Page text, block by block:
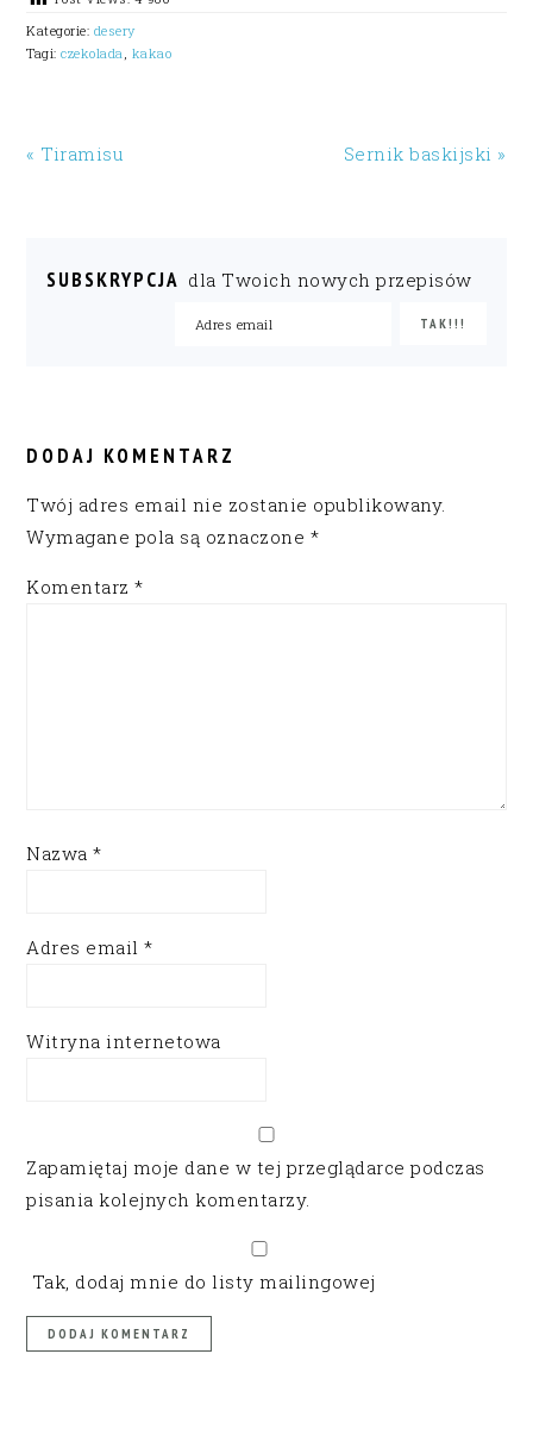
Kategorie: desery
Tagi:czekolada, kakao
« Tiramisu Sernik baskijski »
SUBSKRYPCJA dla Twoich nowych przepisów
INTERACTIONS
DODAJ KOMENTARZ
Twój adres email nie zostanie opublikowany.
Wymagane pola są oznaczone *
Komentarz*
Nazwa*
Adres email*
Witryna internetowa
Zapamiętaj moje dane w tej przeglądarce podczas
pisania kolejnych komentarzy.
Tak, dodaj mnie do listy mailingowej